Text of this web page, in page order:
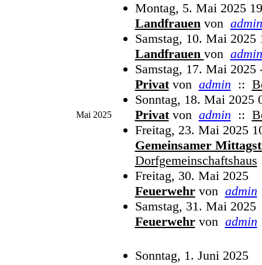
Mai 2025
Montag, 5. Mai 2025
Landfrauenvon admin
Samstag, 10. Mai 2025
Landfrauen von admin
Samstag, 17. Mai
Privatvon admin ::
Sonntag, 18. Mai 2025
Privatvon admin ::
Freitag, 23. Mai 2025
Gemeinsamer
Dorfgemeinschaftshaus
Freitag, 30. Mai 2025
Feuerwehrvon admin
Samstag, 31. Mai 2025
Feuerwehrvon admin
Sonntag, 1. Juni 2025